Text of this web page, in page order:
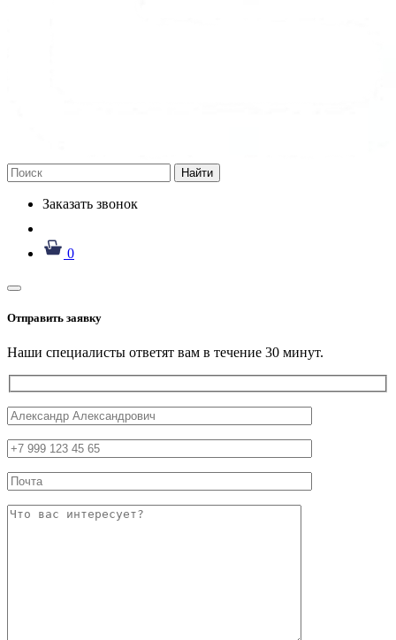
Найти
Заказать звонок
0
Отправить заявку
Наши специалисты ответят вам в течение 30 минут.